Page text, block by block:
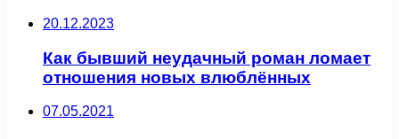
20.12.2023
Как бывший неудачный роман ломает
отношения новых влюблённых
07.05.2021